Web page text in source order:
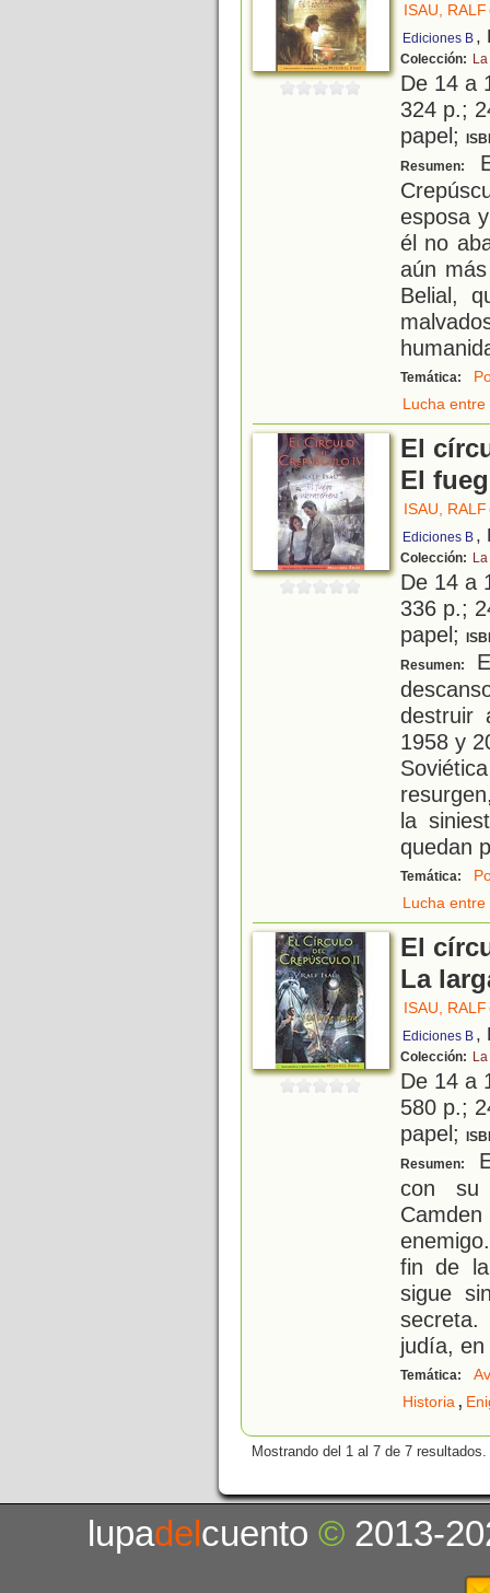
ISAU, RALF
Ediciones B ,
Colección:
De 14 a
324 p.;
papel;
Resumen:
esposa
él no
aún
Belial,
Temática:
Lucha entre
El
El
ISAU, RALF
Ediciones B ,
Colección:
De 14 a
336 p.;
papel;
Resumen:
destruir
1958 y
la
quedan
Temática:
Lucha entre
El
La
ISAU, RALF
Ediciones B ,
Colección:
De 14 a
580 p.;
papel;
Resumen:
con su
fin de la
sigue
judía,
Temática:
Historia,
Mostrando del 1 al 7 de 7 resultados.
lupadelcuento© 2013-